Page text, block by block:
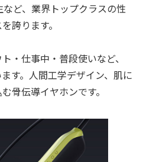
ど、業界トップクラスの性
誇ります。
・仕事中・普段使いなど、
す。人間工学デザイン、肌に
骨伝導イヤホンです。